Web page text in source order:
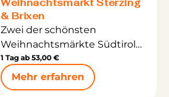
„Christkindlesmarkt“ und hat
bis heute nichts von seiner
Anziehungskraft verloren.
Entdecken Sie den festlich
beleuchteten Rathausplatz.
Die liebevoll dekorierten
Stände schaffen eine
Weihnachtsmarkt Sterzing
& Brixen
Zwei der schönsten
Weihnachtsmärkte Südtirols
an einem Tag: Unsere
weihnachtliche Tagesfahrt
führt Sie nachSterzing
1 Tag ab 53,00 €
Mehr erfahren